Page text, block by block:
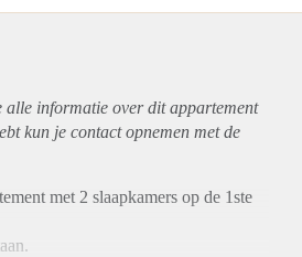
alle informatie over ditappartement
kun je contact opnemen met de
met 2 slaapkamers op de 1ste